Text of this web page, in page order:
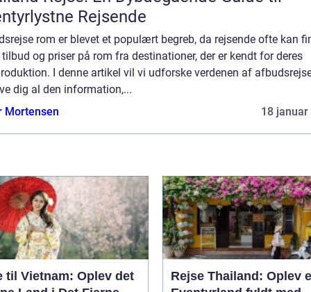
Rejsende
rom er blevet et populært begreb, da rejsende ofte kan
og priser på rom fra destinationer, der er kendt for deres
I denne artikel vil vi udforske verdenen af
dig al den information,...
Mortensen
18 januar
til Vietnam: Oplev det
Rejse Thailand: Oplev